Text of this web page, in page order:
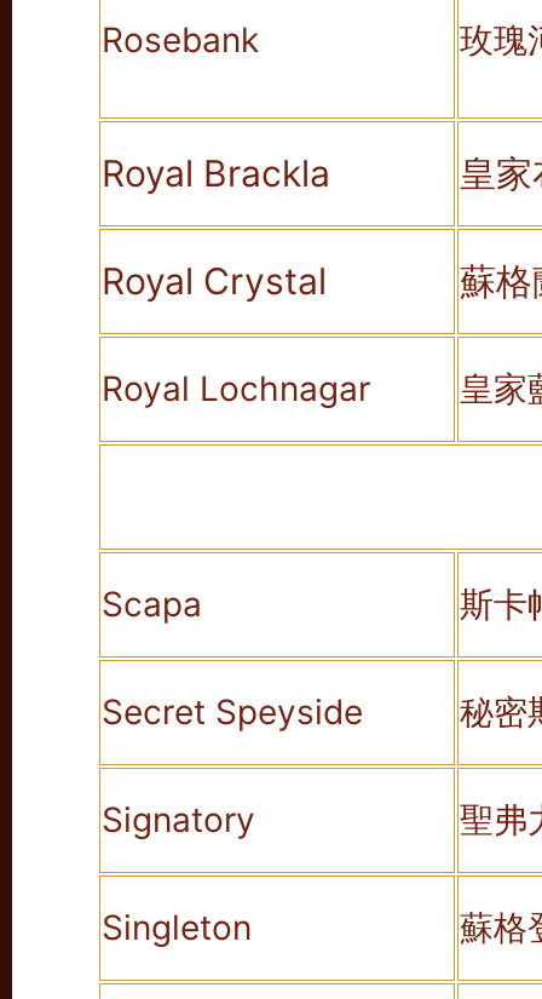
Rosebank 玫瑰
Royal Brackla 皇
Royal Crystal 蘇格
Royal Lochnagar 皇家
Scapa 斯卡
Secret Speyside 秘密
Signatory 聖弗
Singleton 蘇格